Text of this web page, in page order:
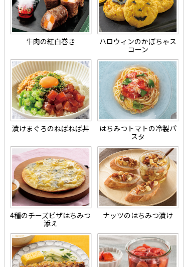
牛肉の紅白巻き
ハロウィンのかぼちゃス
コーン
漬けまぐろのねばねば丼
はちみつトマトの冷製パ
スタ
4種のチーズピザはちみつ
添え
ナッツのはちみつ漬け